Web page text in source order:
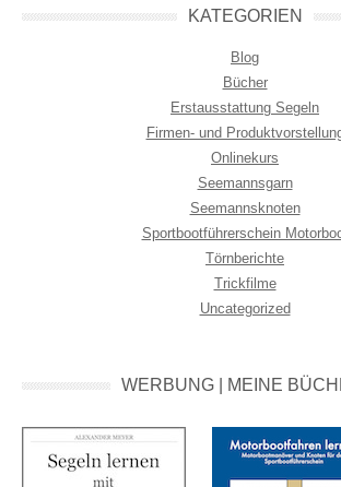
KATEGORIEN
Blog
Bücher
Erstausstattung Segeln
Firmen- und
Onlinekurs
Seemannsgarn
Seemannsknoten
Sportbootführerschein
Törnberichte
Trickfilme
Uncategorized
WERBUNG | MEINE